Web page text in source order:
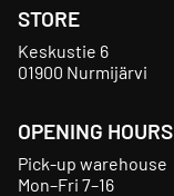
STORE
Keskustie 6
01900 Nurmijärvi
OPENING HOURS
Pick-up warehouse
Mon–Fri 7–16